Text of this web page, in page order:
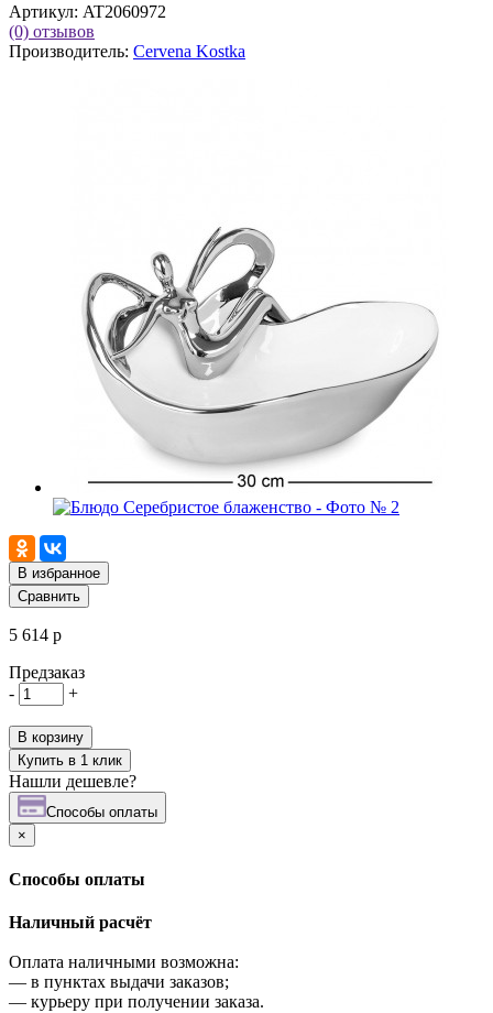
Артикул: AT2060972
(0) отзывов
Производитель: Cervena Kostka
В избранное
Сравнить
5 614 р
Предзаказ
-
+
В корзину
Купить в 1 клик
Нашли дешевле?
Cпособы оплаты
×
Cпособы оплаты
Наличный расчёт
Оплата наличными возможна:
— в пунктах выдачи заказов;
— курьеру при получении заказа.